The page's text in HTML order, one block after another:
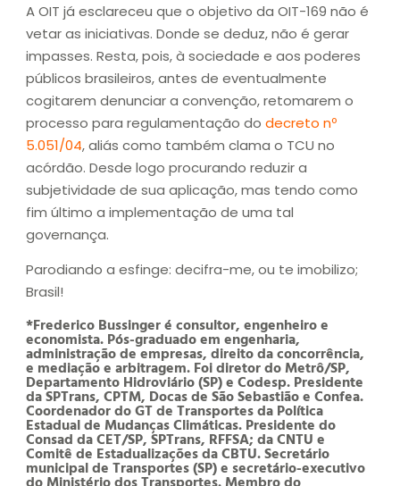
A OIT já esclareceu que o objetivo da OIT-169 não é
vetar as iniciativas. Donde se deduz, não é gerar
impasses. Resta, pois, à sociedade e aos poderes
públicos brasileiros, antes de eventualmente
cogitarem denunciar a convenção, retomarem o
processo para regulamentação do decreto nº
5.051/04, aliás como também clama o TCU no
acórdão. Desde logo procurando reduzir a
subjetividade de sua aplicação, mas tendo como
fim último a implementação de uma tal
governança.
Parodiando a esfinge: decifra-me, ou te imobilizo;
Brasil!
*Frederico Bussinger é consultor, engenheiro e
economista. Pós-graduado em engenharia,
administração de empresas, direito da concorrência,
e mediação e arbitragem. Foi diretor do Metrô/SP,
Departamento Hidroviário (SP) e Codesp. Presidente
da SPTrans, CPTM, Docas de São Sebastião e Confea.
Coordenador do GT de Transportes da Política
Estadual de Mudanças Climáticas. Presidente do
Consad da CET/SP, SPTrans, RFFSA; da CNTU e
Comitê de Estadualizações da CBTU. Secretário
municipal de Transportes (SP) e secretário-executivo